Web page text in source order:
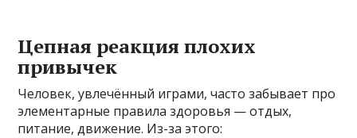
Цепная реакция плохих
привычек
Человек, увлечённый играми, часто забывает про
элементарные правила здоровья — отдых,
питание, движение. Из-за этого: